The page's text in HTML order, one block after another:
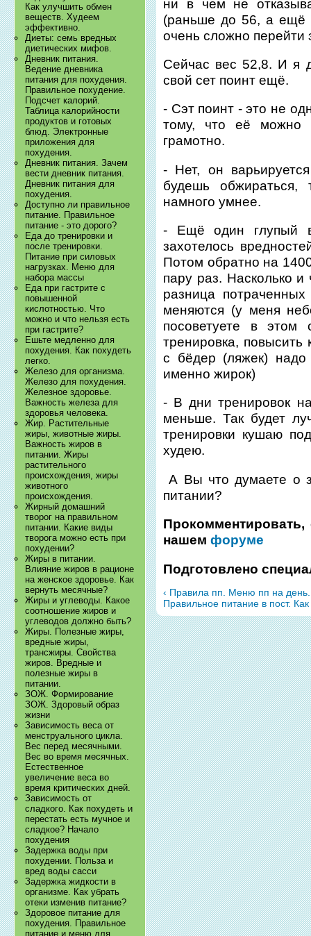
Как улучшить обмен
веществ. Худеем
эффективно.
Диеты: семь вредных
диетических мифов.
Дневник питания.
Ведение дневника
питания для похудения.
Правильное похудение.
Подсчет калорий.
Таблица калорийности
продуктов и готовых
блюд. Электронные
приложения для
похудения.
Дневник питания. Зачем
вести дневник питания.
Дневник питания для
похудения.
Доступно ли правильное
питание. Правильное
питание - это дорого?
Еда до тренировки и
после тренировки.
Питание при силовых
нагрузках. Меню для
набора массы
Еда при гастрите с
повышенной
кислотностью. Что
можно и что нельзя есть
при гастрите?
Ешьте медленно для
похудения. Как похудеть
легко.
Железо для организма.
Железо для похудения.
Железное здоровье.
Важность железа для
здоровья человека.
Жир. Растительные
жиры, животные жиры.
Важность жиров в
питании. Жиры
растительного
происхождения, жиры
животного
происхождения.
Жирный домашний
творог на правильном
питании. Какие виды
творога можно есть при
похудении?
Жиры в питании.
Влияние жиров в рационе
на женское здоровье. Как
вернуть месячные?
Жиры и углеводы. Какое
соотношение жиров и
углеводов должно быть?
Жиры. Полезные жиры,
вредные жиры,
трансжиры. Свойства
жиров. Вредные и
полезные жиры в
питании.
ЗОЖ. Формирование
ЗОЖ. Здоровый образ
жизни
Зависимость веса от
менструального цикла.
Вес перед месячными.
Вес во время месячных.
Естественное
увеличение веса во
время критических дней.
Зависимость от
сладкого. Как похудеть и
перестать есть мучное и
сладкое? Начало
похудения
Задержка воды при
похудении. Польза и
вред воды сасси
Задержка жидкости в
организме. Как убрать
отеки изменив питание?
Здоровое питание для
похудения. Правильное
питание и меню для
ни в чем не
(раньше до 56, а ещё
очень сложно перейти
Сейчас вес 52,8. И я
свой сет поинт ещё.
- Сэт поинт - это не
тому, что её можно
грамотно.
- Нет, он
будешь
намного умнее.
- Ещё один глупый
захотелось
Потом обратно на
пару раз. Насколько
разница
меняются (у меня
посоветуете в
тренировка,
с бёдер (ляжек)
именно жирок)
- В дни тренировок
меньше. Так будет
тренировки кушаю
худею.
А Вы что думаете о
питании?
нашемфоруме
Подготовлено
‹ Правила пп. Меню пп на
Правильное питание в пост.